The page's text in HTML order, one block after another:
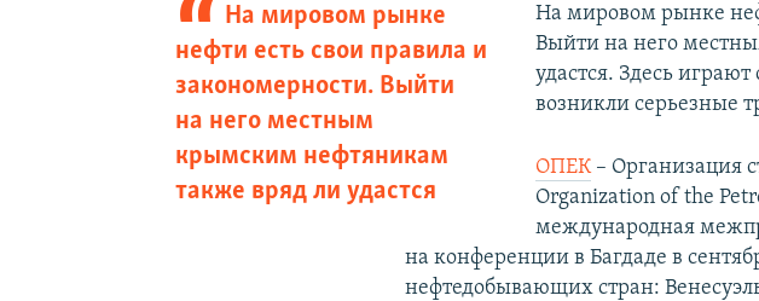
На мировом рынке
нефти есть свои правила и
закономерности. Выйти
на него местным
крымским нефтяникам
также вряд ли удастся
На мировом рынке
Выйти на него
удастся. Здесь
возникли серьезные
ОПЕК– Организация
Organization of the
международная
на конференции в Багдаде в
нефтедобывающих стран: